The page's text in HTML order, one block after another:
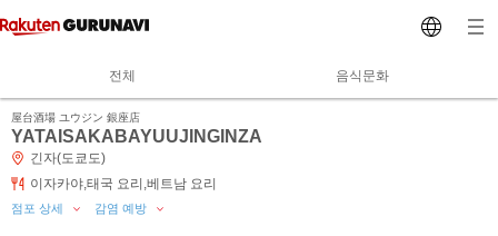
전체 음식문화
屋台酒場 ユウジン 銀座店
YATAISAKABAYUUJINGINZA
긴자(도쿄도)
이자카야,태국 요리,베트남 요리
점포 상세 감염 예방